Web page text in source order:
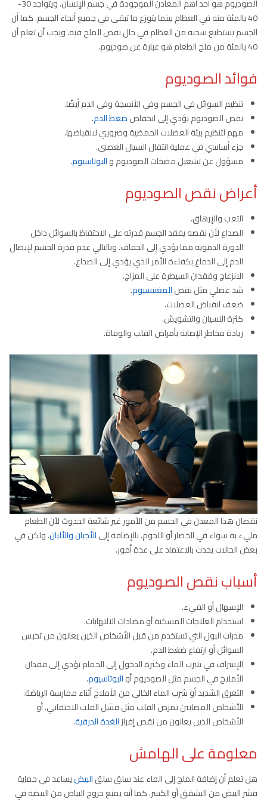
الصوديوم هو أحد أهم المعادن الموجودة في جسم الإنسان. ويتواجد 30-
40 بالمئة منه في العظام بينما يتوزع ما تبقى في جميع أنحاء الجسم. كما أن
الجسم يستطيع سحبه من العظام في حال نقص الملح فيه. ويجب أن تعلم أن
40 بالمئة من ملح الطعام هو عبارة عن صوديوم.
فوائد الصوديوم
تنظيم السوائل في الجسم وفي الأنسجة وفي الدم أيضًا.
نقص الصوديوم يؤدي إلى انخفاضضغط الدم.
مهم لتنظيم بيئة العضلات الحمضية وضروري لانقباضها.
جزء أساسي في عملية انتقال السيال العصبي.
مسؤول عن تشغيل مضخات الصوديوم والبوتاسيوم.
أعراض نقص الصوديوم
التعب والإرهاق.
الصداع لأن نقصه يفقد الجسم قدرته على الاحتفاظ بالسوائل داخل
الدورة الدموية مما يؤدي إلى الجفاف. وبالتالي عدم قدرة الجسم لإيصال
الدم إلى الدماغ بكفاءة الأمر الذي يؤدي إلى الصداع.
الانزعاج وفقدان السيطرة على المزاج.
شد عضلي مثل نقصالمغنيسيوم.
ضعف انقباض العضلات.
كثرة النسيان والتشويش.
زيادة مخاطر الإصابة بأمراض القلب والوفاة.
نقصان هذا المعدن في الجسم من الأمور غير شائعة الحدوث لأن الطعام
مليء به سواء في الخضار أو اللحوم. بالإضافة إلىالأجبان والألبان. ولكن في
بعض الحالات يحدث بالاعتماد على عدة أمور.
أسباب نقص الصوديوم
الإسهال أو القيء.
استخدام العلاجات المسكنة أو مضادات الالتهابات.
مدرات البول التي تستخدم من قبل الأشخاص الذين يعانون من تحبس
السوائل أو ارتفاع ضغط الدم.
الإسراف في شرب الماء وكثرة الدخول إلى الحمام تؤدي إلى فقدان
الأملاح في الجسم مثل الصوديوم أوالبوتاسيوم.
التعرق الشديد أو شرب الماء الخالي من الأملاح أثناء ممارسة الرياضة.
الأشخاص المصابين بمرض القلب مثل فشل القلب الاحتقاني. أو
الأشخاص الذين يعانون من نقص إفرازالغدة الدرقية.
معلومة على الهامش
هل تعلم أن إضافة الملح إلى الماء عند سلق سلقالبيضيساعد في حماية
قشر البيض من التشقق أو الكسر. كما أنه يمنع خروج البياض من البيضة في